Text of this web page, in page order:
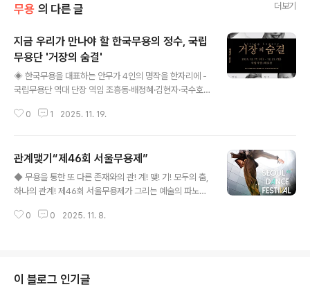
무용 의 다른 글 더보기
지금 우리가 만나야 할 한국무용의 정수, 국립
무용단 '거장의 숨결'
◈ 한국무용을 대표하는 안무가 4인의 명작을 한자리에 -
국립무용단 역대 단장 역임 조흥동·배정혜·김현자·국수호
용의 정수 - 배정혜 ‘Soul, 해바라기’ 2006년 초연, 한국
제시 - 김현자 ‘매화를 바라보다’ 무용수의 움직임과 호흡
만으로 전통의 품격 담아내 - 조흥동 ‘바람의 시간’ 한국 남
성춤의 정수를 보여주는 신작, 정구호 연출·시노그라피 참
픈리허설 개최: 국립무용단 전 단원 출연, 작품에 대한 관객
0 1 2025. 11. 19.
관계맺기“제46회 서울무용제”
◆ 무용을 통한 또 다른 존재와의 관! 계! 맺! 기! 모두의 춤,
하나의 관계! 제46회 서울무용제가 그리는 예술의 파노라
탄생 100주년 헌정무대◆ 라이징스타 기무간이 떴다! 제4
술극장 대극장 / 서울무용창작센터서울예술인지원센터 렉
처룸(아고라)인스타그램_릴스관 람연 령만 7세(초등학생)
0 0 2025. 11. 8.
이 블로그 인기글